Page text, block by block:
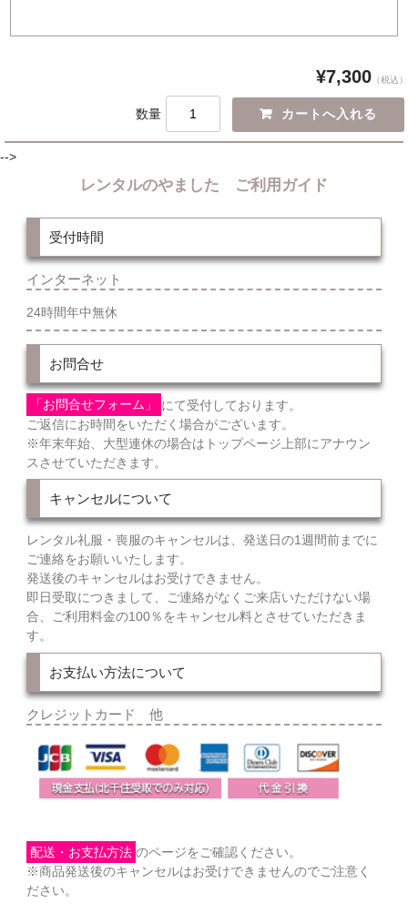
¥7,300 （税込）
数量
-->
レンタルのやました ご利用ガイド
受付時間
インターネット
24時間年中無休
お問合せ
「お問合せフォーム」
にて受付しております。
ご返信にお時間をいただく場合がございます。
※年末年始、大型連休の場合はトップページ上部にアナウン
スさせていただきます。
キャンセルについて
レンタル礼服・喪服のキャンセルは、発送日の1週間前までに
ご連絡をお願いいたします。
発送後のキャンセルはお受けできません。
即日受取につきまして、ご連絡がなくご来店いただけない場
合、ご利用料金の100％をキャンセル料とさせていただきま
す。
お支払い方法について
クレジットカード 他
配送・お支払方法 のページをご確認ください。
※商品発送後のキャンセルはお受けできませんのでご注意く
ださい。